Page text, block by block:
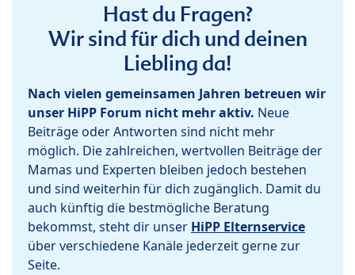
Hast du Fragen?
Wir sind für dich und deinen
Liebling da!
Nach vielen gemeinsamen Jahren betreuen wir
unser HiPP Forum nicht mehr aktiv. Neue
Beiträge oder Antworten sind nicht mehr
möglich. Die zahlreichen, wertvollen Beiträge der
Mamas und Experten bleiben jedoch bestehen
und sind weiterhin für dich zugänglich. Damit du
auch künftig die bestmögliche Beratung
bekommst, steht dir unser HiPP Elternservice
über verschiedene Kanäle jederzeit gerne zur
Seite.